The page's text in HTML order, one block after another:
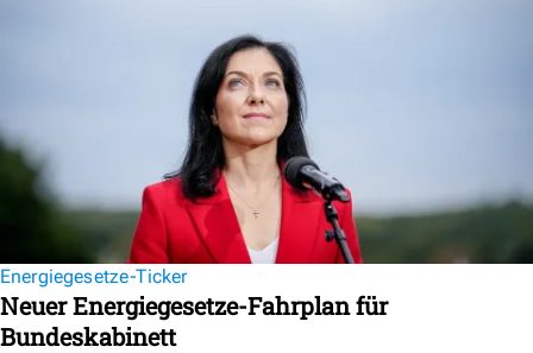
Energiegesetze-Ticker
Neuer Energiegesetze-Fahrplan für
Bundeskabinett